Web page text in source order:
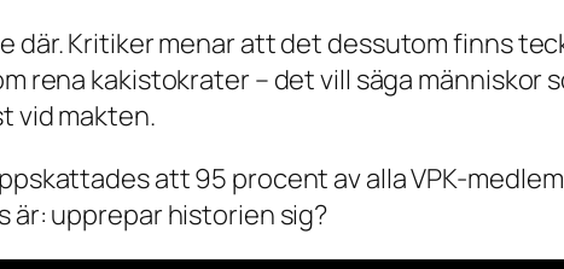
där. Kritiker menar att det dessutom finns
rena kakistokrater – det vill säga människor
vid makten.
att 95 procent av alla VPK-
är: upprepar historien sig?